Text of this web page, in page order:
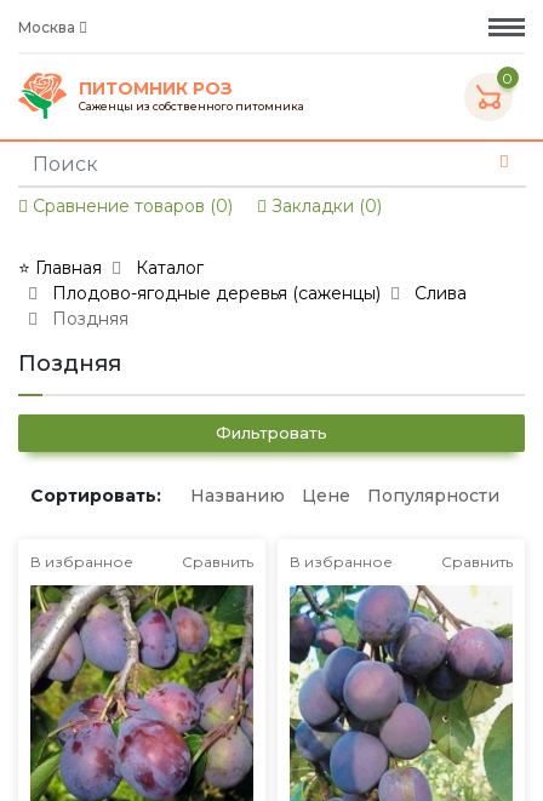
Москва
ПИТОМНИК РОЗ
Саженцы из собственного питомника
0
Сравнение товаров (0) Закладки (0)
⭐ Главная
Каталог
Плодово-ягодные деревья (саженцы)
Слива
Поздняя
Поздняя
Фильтровать
Сортировать: Названию Цене Популярности
В избранное Сравнить В избранное Сравнить